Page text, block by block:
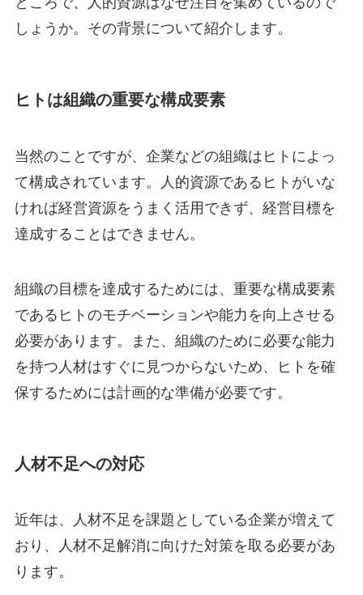
しょうか。その背景について紹介します。
ヒトは組織の重要な構成要素
当然のことですが、企業などの組織はヒトによっ
て構成されています。人的資源であるヒトがいな
ければ経営資源をうまく活用できず、経営目標を
達成することはできません。
組織の目標を達成するためには、重要な構成要素
であるヒトのモチベーションや能力を向上させる
必要があります。また、組織のために必要な能力
を持つ人材はすぐに見つからないため、ヒトを確
保するためには計画的な準備が必要です。
人材不足への対応
近年は、人材不足を課題としている企業が増えて
おり、人材不足解消に向けた対策を取る必要があ
ります。